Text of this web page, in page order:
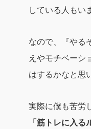
している人もい
なので、『やる
えやモチベーシ
はするかなと思
実際に僕も苦労
「筋トレに入る